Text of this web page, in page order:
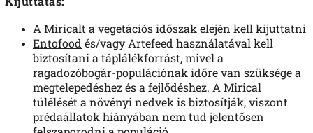
A Miricalt a vegetációs időszak elején kell kijuttatni
Entofood és/vagy Artefeed használatával kell
biztosítani a táplálékforrást, mivel a
ragadozóbogár-populációnak időre van szüksége a
megtelepedéshez és a fejlődéshez. A Mirical
túlélését a növényi nedvek is biztosítják, viszont
prédaállatok hiányában nem tud jelentősen